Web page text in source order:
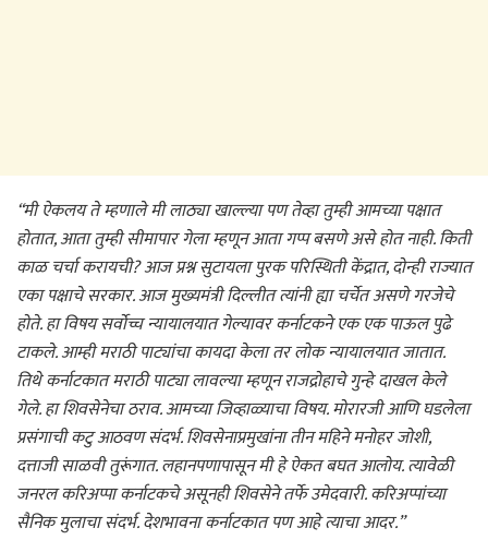
“मी ऐकलय ते म्हणाले मी लाठ्या खाल्ल्या पण तेव्हा तुम्ही आमच्या पक्षात
होतात, आता तुम्ही सीमापार गेला म्हणून आता गप्प बसणे असे होत नाही. किती
काळ चर्चा करायची? आज प्रश्न सुटायला पुरक परिस्थिती केंद्रात, दोन्ही राज्यात
एका पक्षाचे सरकार. आज मुख्यमंत्री दिल्लीत त्यांनी ह्या चर्चेत असणे गरजेचे
होते. हा विषय सर्वोच्च न्यायालयात गेल्यावर कर्नाटकने एक एक पाऊल पुढे
टाकले. आम्ही मराठी पाट्यांचा कायदा केला तर लोक न्यायालयात जातात.
तिथे कर्नाटकात मराठी पाट्या लावल्या म्हणून राजद्रोहाचे गुन्हे दाखल केले
गेले. हा शिवसेनेचा ठराव. आमच्या जिव्हाळ्याचा विषय. मोरारजी आणि घडलेला
प्रसंगाची कटु आठवण संदर्भ. शिवसेनाप्रमुखांना तीन महिने मनोहर जोशी,
दत्ताजी साळवी तुरूंगात. लहानपणापासून मी हे ऐकत बघत आलोय. त्यावेळी
जनरल करिअप्पा कर्नाटकचे असूनही शिवसेने तर्फे उमेदवारी. करिअप्पांच्या
सैनिक मुलाचा संदर्भ. देशभावना कर्नाटकात पण आहे त्याचा आदर.”